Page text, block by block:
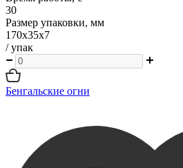
30
Размер упаковки, мм
170х35х7
/ упак
Бенгальские огни